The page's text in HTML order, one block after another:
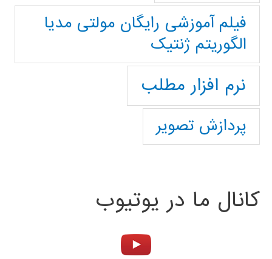
فیلم آموزشی رایگان مولتی مدیا
الگوریتم ژنتیک
نرم افزار مطلب
پردازش تصویر
کانال ما در یوتیوب